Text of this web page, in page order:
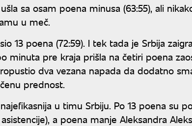
sa osam poena minusa (63:55), ali
u meč.
13 poena (72:59). I tek tada je Srbija
minuta pre kraja prišla na četiri poena
dva vezana napada da dodatno
prednost.
u timu Srbiju. Po 13 poena su
a poena manje Aleksandra